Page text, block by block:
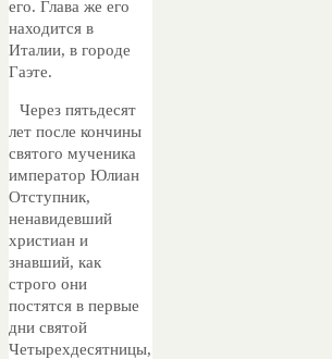
его. Глава же его
находится в
Италии, в городе
Гаэте.
Через пятьдесят
лет после кончины
святого мученика
император Юлиан
Отступник,
ненавидевший
христиан и
знавший, как
строго они
постятся в первые
дни святой
Четырехдесятницы,